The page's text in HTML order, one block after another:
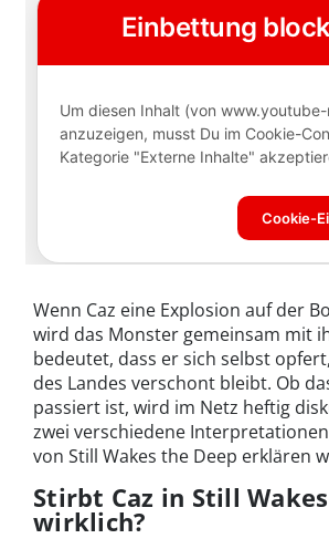
Wenn Caz eine Explosion auf der
wird das Monster gemeinsam mit
bedeutet, dass er sich selbst
des Landes verschont bleibt. Ob
passiert ist, wird im Netz heftig
zwei verschiedene
von Still Wakes the Deep erklären
Stirbt Caz in Still
wirklich?